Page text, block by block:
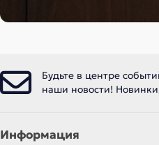
Будьте в центре
наши новости!
Информация